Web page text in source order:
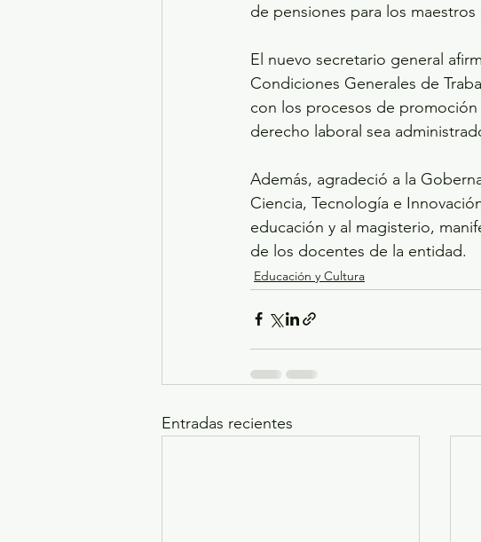
de pensiones para los maestros
El nuevo secretario general
Condiciones Generales de
con los procesos de
derecho laboral sea
Además, agradeció a la
Ciencia, Tecnología e
educación y al magisterio,
de los docentes de la entidad.
Educación y Cultura
Entradas recientes